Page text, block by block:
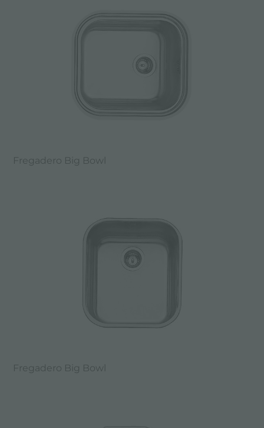
Fregadero Big Bowl
Fregadero Big Bowl